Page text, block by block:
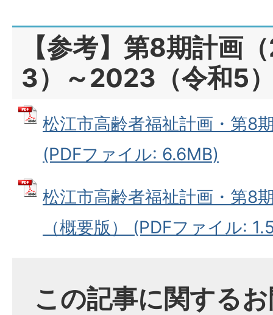
【参考】第8期計画
3）～2023（令和5
松江市高齢者福祉計画・第8
(PDFファイル: 6.6MB)
松江市高齢者福祉計画・第8
（概要版） (PDFファイル:
この記事に関する